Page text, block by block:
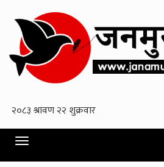
Toggle
navigation